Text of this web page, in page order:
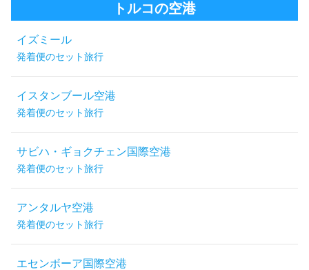
トルコの空港
イズミール
発着便のセット旅行
イスタンブール空港
発着便のセット旅行
サビハ・ギョクチェン国際空港
発着便のセット旅行
アンタルヤ空港
発着便のセット旅行
エセンボーア国際空港